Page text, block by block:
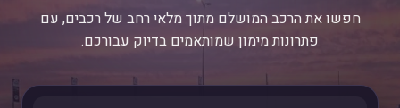
חפשו את הרכב המושלם מתוך מלאי רחב של רכבים, עם
פתרונות מימון שמותאמים בדיוק עבורכם.